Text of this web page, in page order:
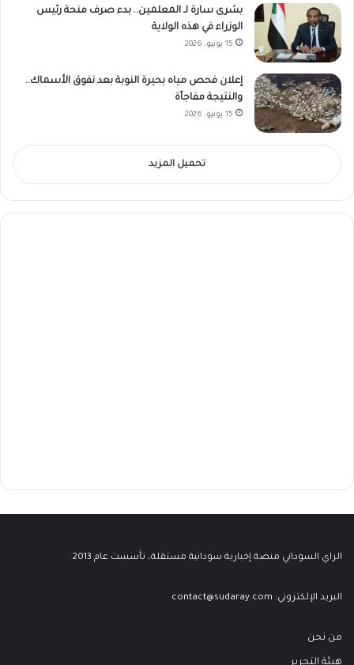
بشرى سارة لـ المعلمين.. بدء صرف منحة رئيس
الوزراء في هذه الولاية
15 يونيو، 2026
إعلان فحص مياه بحيرة النوبة بعد نفوق الأسماك..
والنتيجة مفاجأة
15 يونيو، 2026
تحميل المزيد
الراي السوداني منصة إخبارية سودانية مستقلة، تأسست عام 2013.
البريد الإلكتروني: contact@sudaray.com
من نحن